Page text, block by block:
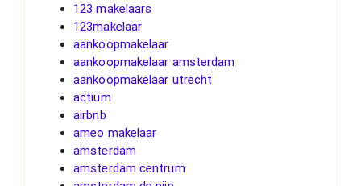
123 makelaars
123makelaar
aankoopmakelaar
aankoopmakelaar amsterdam
aankoopmakelaar utrecht
actium
airbnb
ameo makelaar
amsterdam
amsterdam centrum